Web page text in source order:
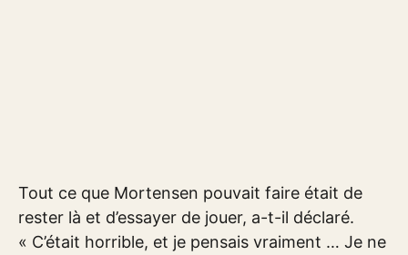
Tout ce que Mortensen pouvait faire était de
rester là et d’essayer de jouer, a-t-il déclaré.
« C’était horrible, et je pensais vraiment … Je ne